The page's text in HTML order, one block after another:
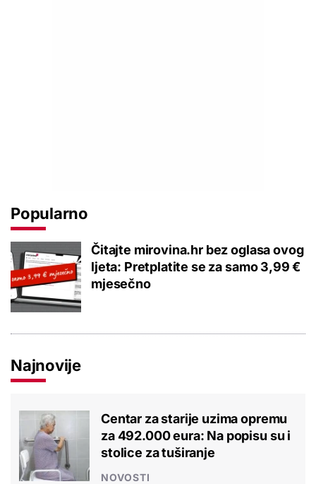
Popularno
Čitajte mirovina.hr bez oglasa ovog
ljeta: Pretplatite se za samo 3,99 €
mjesečno
Najnovije
Centar za starije uzima opremu
za 492.000 eura: Na popisu su i
stolice za tuširanje
NOVOSTI